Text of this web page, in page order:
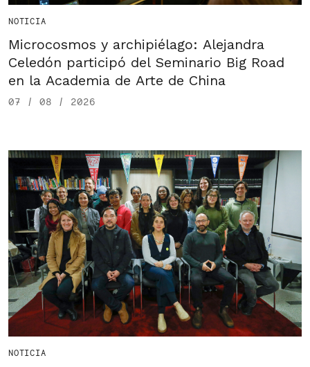
NOTICIA
Microcosmos y archipiélago: Alejandra
Celedón participó del Seminario Big Road
en la Academia de Arte de China
07 / 08 / 2026
NOTICIA